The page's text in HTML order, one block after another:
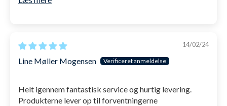
14/02/24
Line Møller Mogensen
Helt igennem fantastisk service og hurtig levering.
Produkterne lever op til forventningerne